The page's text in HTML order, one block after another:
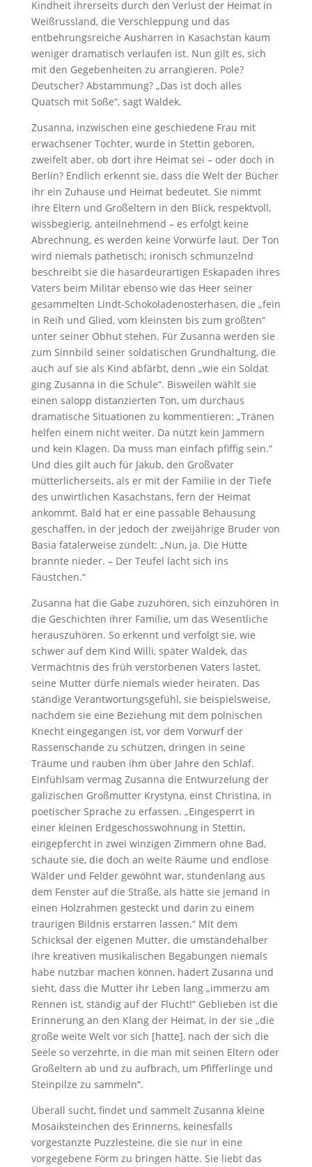
Kindheit ihrerseits durch den Verlust der Heimat in
Weißrussland, die Verschleppung und das
entbehrungs­reiche Ausharren in Kasachstan kaum
weniger dramatisch verlaufen ist. Nun gilt es, sich
mit den Gegebenheiten zu arrangieren. Pole?
Deutscher? Abstammung? „Das ist doch alles
Quatsch mit Soße“, sagt Waldek.
Zusanna, inzwischen eine geschiedene Frau mit
erwachsener Tochter, wurde in Stettin geboren,
zweifelt aber, ob dort ihre Heimat sei – oder doch in
Berlin? Endlich erkennt sie, dass die Welt der Bücher
ihr ein Zuhause und Heimat bedeutet. Sie nimmt
ihre Eltern und Großeltern in den Blick, respektvoll,
wissbegierig, anteilnehmend – es erfolgt keine
Abrechnung, es werden keine Vorwürfe laut. Der Ton
wird niemals pathetisch; ironisch schmunzelnd
beschreibt sie die hasardeurartigen Eskapaden ihres
Vaters beim Militär ebenso wie das Heer seiner
gesammelten Lindt-Schokoladenosterhasen, die „fein
in Reih und Glied, vom kleinsten bis zum größten“
unter seiner Obhut stehen. Für Zusanna werden sie
zum Sinnbild seiner soldatischen Grundhaltung, die
auch auf sie als Kind abfärbt, denn „wie ein Soldat
ging Zusanna in die Schule“. Bisweilen wählt sie
einen salopp distanzierten Ton, um durchaus
dramatische Situationen zu kommentieren: „Tränen
helfen einem nicht weiter. Da nützt kein Jammern
und kein Klagen. Da muss man einfach pfiffig sein.“
Und dies gilt auch für Jakub, den Großvater
mütterlicherseits, als er mit der Familie in der Tiefe
des unwirtlichen Kasachstans, fern der Heimat
ankommt. Bald hat er eine passable Behausung
geschaffen, in der jedoch der zweijährige Bruder von
Basia fatalerweise zündelt: „Nun, ja. Die Hütte
brannte nieder. – Der Teufel lacht sich ins
Fäustchen.“
Zusanna hat die Gabe zuzuhören, sich einzuhören in
die Geschichten ihrer Familie, um das Wesentliche
herauszuhören. So erkennt und verfolgt sie, wie
schwer auf dem Kind Willi, später Waldek, das
Vermächtnis des früh verstorbenen Vaters lastet,
seine Mutter dürfe niemals wieder heiraten. Das
ständige Verantwortungsgefühl, sie beispielsweise,
nachdem sie eine Beziehung mit dem polnischen
Knecht eingegangen ist, vor dem Vorwurf der
Rassenschande zu schützen, dringen in seine
Träume und rauben ihm über Jahre den Schlaf.
Einfühlsam vermag Zusanna die Entwurzelung der
galizischen Großmutter Krystyna, einst Christina, in
poetischer Sprache zu erfassen. „Eingesperrt in
einer kleinen Erdgeschosswohnung in Stettin,
eingepfercht in zwei winzigen Zimmern ohne Bad,
schaute sie, die doch an weite Räume und endlose
Wälder und Felder gewöhnt war, stundenlang aus
dem Fenster auf die Straße, als hätte sie jemand in
einen Holzrahmen gesteckt und darin zu einem
traurigen Bildnis erstarren lassen.“ Mit dem
Schicksal der eigenen Mutter, die umständehalber
ihre kreativen musikalischen Begabungen niemals
habe nutzbar machen können, hadert Zusanna und
sieht, dass die Mutter ihr Leben lang „immerzu am
Rennen ist, ständig auf der Flucht!“ Geblieben ist die
Erinnerung an den Klang der Heimat, in der sie „die
große weite Welt vor sich [hatte], nach der sich die
Seele so verzehrte, in die man mit seinen Eltern oder
Großeltern ab und zu aufbrach, um Pfifferlinge und
Steinpilze zu sammeln“.
Überall sucht, findet und sammelt Zusanna kleine
Mosaiksteinchen des Erinnerns, keinesfalls
vorgestanzte Puzzlesteine, die sie nur in eine
vorgegebene Form zu bringen hätte. Sie liebt das